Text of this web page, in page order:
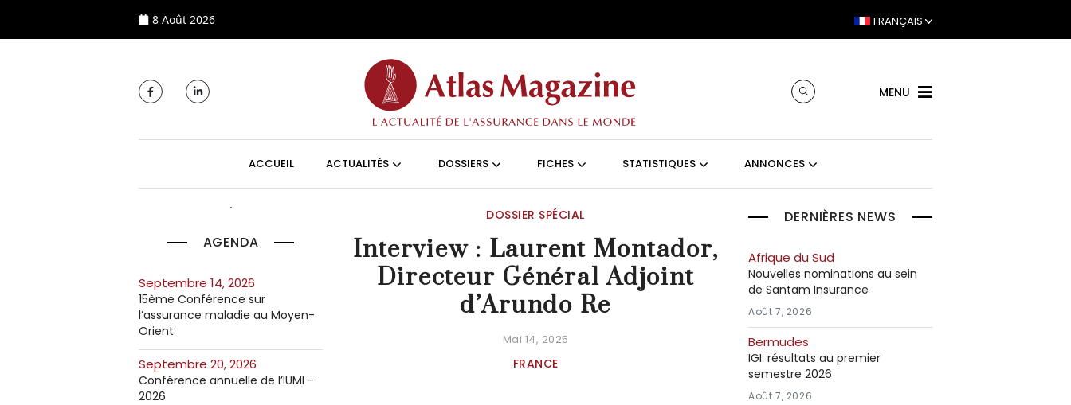
8 Août 2026 FRANÇAIS
MENU
ACCUEIL ACTUALITÉS DOSSIERS FICHES STATISTIQUES ANNONCES
AGENDA
septembre 14, 2026
15ème Conférence sur
l’assurance maladie au Moyen-
Orient
septembre 20, 2026
Conférence annuelle de l’IUMI -
2026
DOSSIER SPÉCIAL
Interview : Laurent Montador,
Directeur Général Adjoint
d’Arundo Re
Mai 14, 2025
FRANCE
DERNIÈRES NEWS
Afrique du Sud
Nouvelles nominations au sein
de Santam Insurance
Août 7, 2026
Bermudes
IGI: résultats au premier
semestre 2026
Août 7, 2026